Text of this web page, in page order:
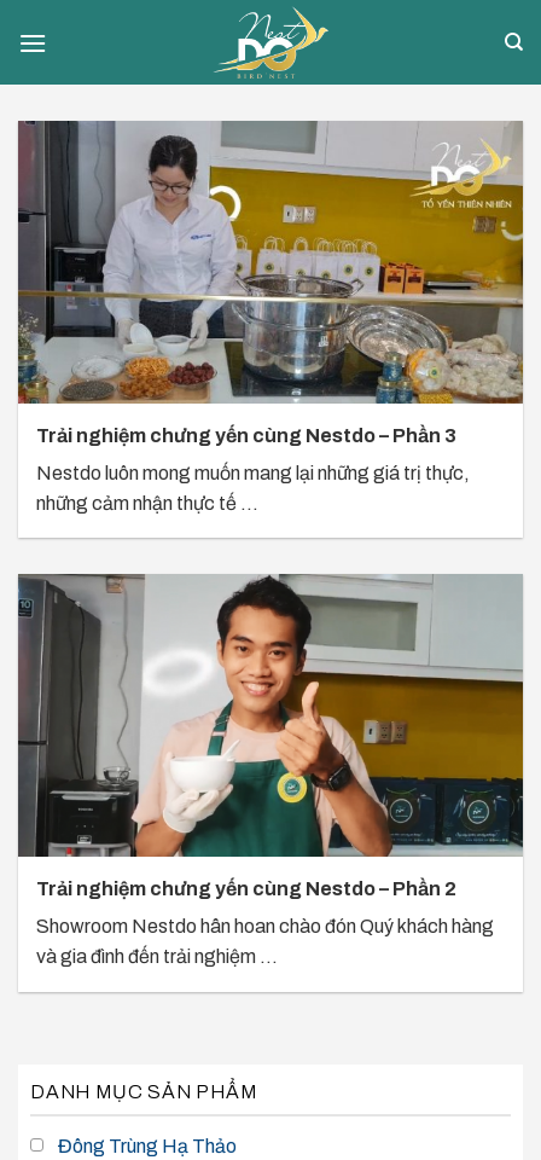
Trải nghiệm chưng yến cùng Nestdo – Phần 3
Nestdo luôn mong muốn mang lại những giá trị thực,
những cảm nhận thực tế ...
Trải nghiệm chưng yến cùng Nestdo – Phần 2
Showroom Nestdo hân hoan chào đón Quý khách hàng
và gia đình đến trải nghiệm ...
DANH MỤC SẢN PHẨM
Đông Trùng Hạ Thảo